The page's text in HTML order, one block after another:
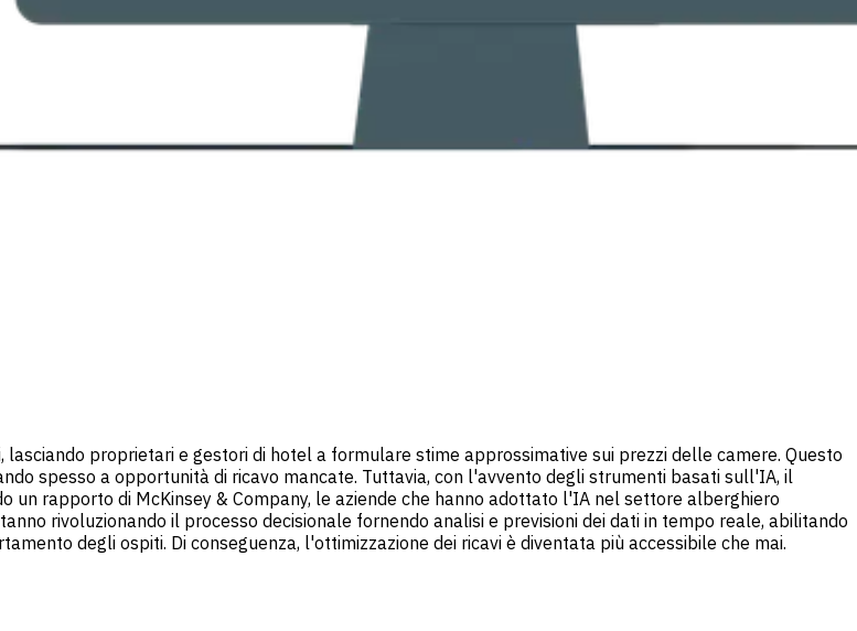
proprietari e gestori di hotel a formulare stime approssimative sui prezzi delle camere. Questo
spesso a opportunità di ricavo mancate. Tuttavia, con l'avvento degli strumenti basati sull'IA, il
un rapporto di McKinsey & Company, le aziende che hanno adottato l'IA nel settore alberghiero
rivoluzionando il processo decisionale fornendo analisi e previsioni dei dati in tempo reale, abilitando
degli ospiti. Di conseguenza, l'ottimizzazione dei ricavi è diventata più accessibile che mai.